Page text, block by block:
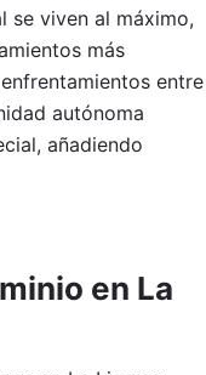
se viven al máximo,
más
entre
autónoma
añadiendo
en La